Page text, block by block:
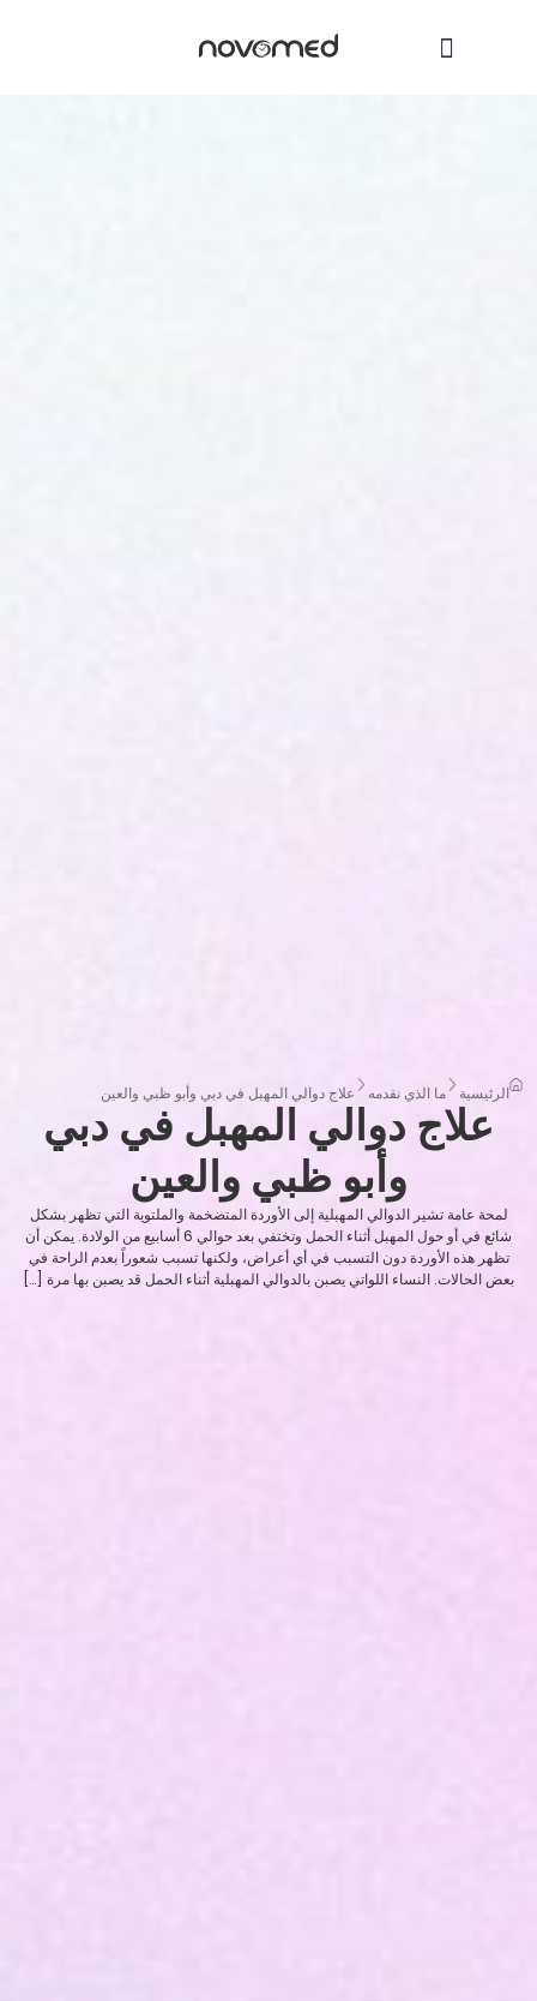
الرئيسية ما الذي نقدمه علاج دوالي المهبل في دبي وأبو ظبي والعين
علاج دوالي المهبل في دبي
وأبو ظبي والعين
لمحة عامة تشير الدوالي المهبلية إلى الأوردة المتضخمة والملتوية التي تظهر بشكل
شائع في أو حول المهبل أثناء الحمل وتختفي بعد حوالي 6 أسابيع من الولادة. يمكن أن
تظهر هذه الأوردة دون التسبب في أي أعراض، ولكنها تسبب شعوراً بعدم الراحة في
بعض الحالات. النساء اللواتي يصبن بالدوالي المهبلية أثناء الحمل قد يصبن بها مرة […]